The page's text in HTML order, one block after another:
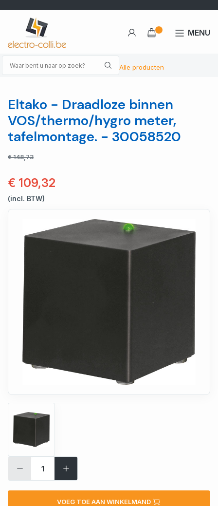
Alle producten
MENU
Eltako - Draadloze binnen
VOS/thermo/hygro meter,
tafelmontage. - 30058520
€ 148,73
€ 109,32
(incl. BTW)
VOEG TOE AAN WINKELMAND